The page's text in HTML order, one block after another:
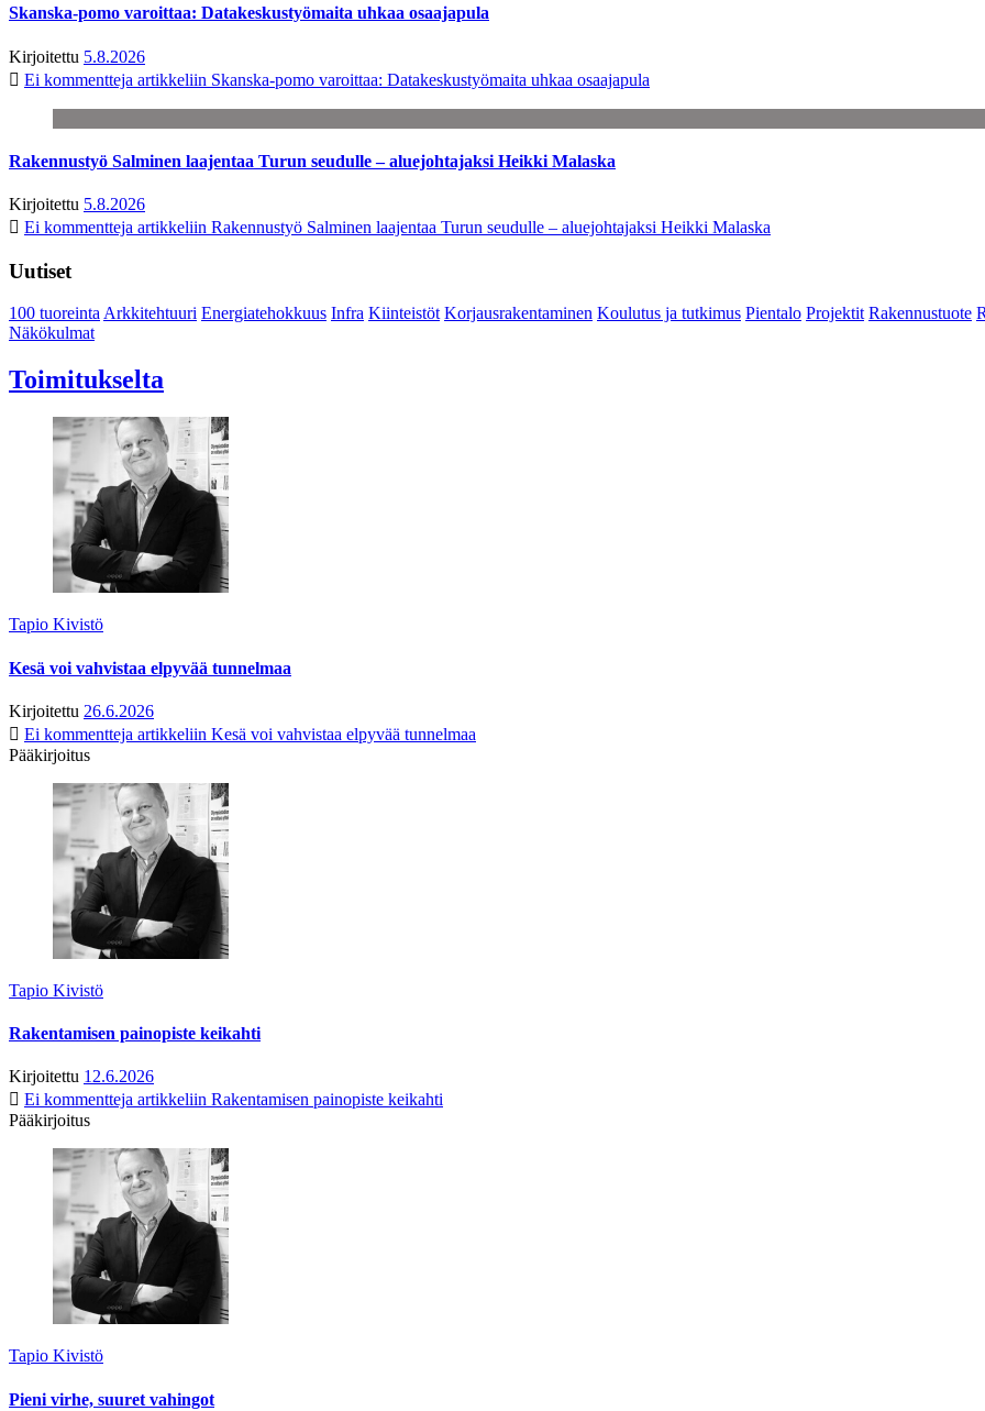
Skanska-pomo varoittaa: Datakeskustyömaita uhkaa osaajapula
Kirjoitettu 5.8.2026
Ei kommentteja artikkeliin Skanska-pomo varoittaa: Datakeskustyömaita uhkaa osaajapula
Rakennustyö Salminen laajentaa Turun seudulle – aluejohtajaksi Heikki Malaska
Kirjoitettu 5.8.2026
Ei kommentteja artikkeliin Rakennustyö Salminen laajentaa Turun seudulle – aluejohtajaksi Heikki Malaska
Uutiset
100 tuoreintaArkkitehtuuri Energiatehokkuus Infra Kiinteistöt Korjausrakentaminen Koulutus ja tutkimus Pientalo Projektit Rakennustuote
Näkökulmat
Toimitukselta
Tapio Kivistö
Kesä voi vahvistaa elpyvää tunnelmaa
Kirjoitettu 26.6.2026
Ei kommentteja artikkeliin Kesä voi vahvistaa elpyvää tunnelmaa
Pääkirjoitus
Tapio Kivistö
Rakentamisen painopiste keikahti
Kirjoitettu 12.6.2026
Ei kommentteja artikkeliin Rakentamisen painopiste keikahti
Pääkirjoitus
Tapio Kivistö
Pieni virhe, suuret vahingot